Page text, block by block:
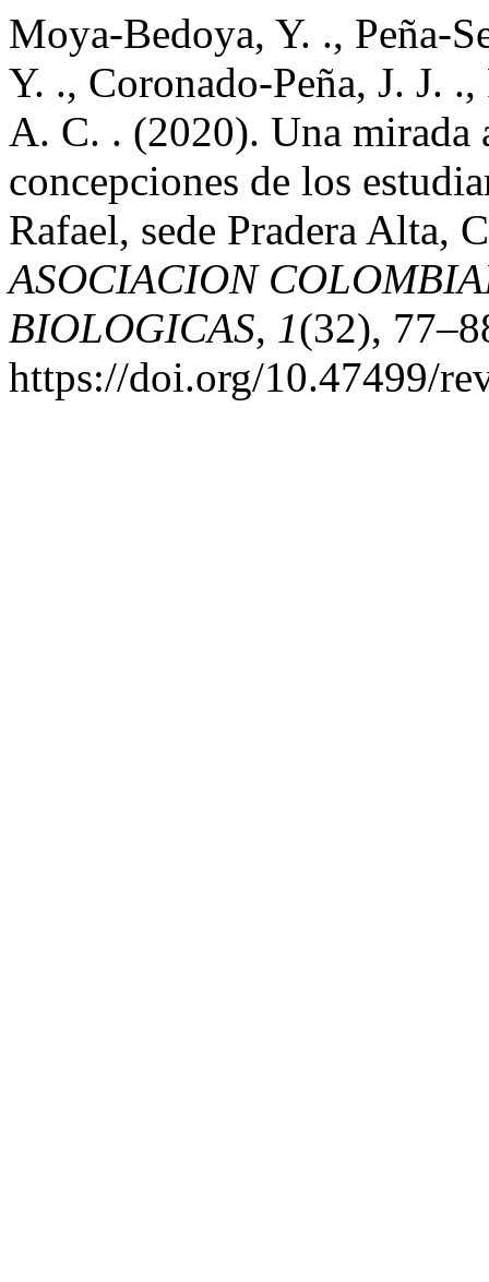
Moya-Bedoya, Y. ., Peña-
Y. ., Coronado-Peña, J. J.
A. C. . (2020). Una mirada
concepciones de los
Rafael, sede Pradera Alta,
ASOCIACION
BIOLOGICAS, 1(32),
https://doi.org/10.47499/